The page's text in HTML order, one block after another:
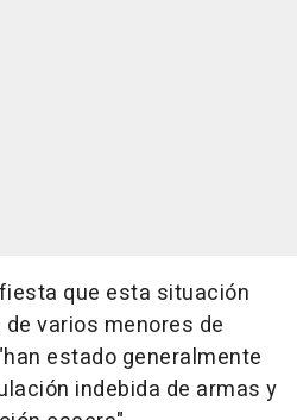
que esta situación
varios menores de
estado generalmente
indebida de armas y